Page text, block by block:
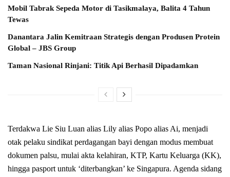
Mobil Tabrak Sepeda Motor di Tasikmalaya, Balita 4 Tahun
Tewas
Danantara Jalin Kemitraan Strategis dengan Produsen Protein
Global – JBS Group
Taman Nasional Rinjani: Titik Api Berhasil Dipadamkan
Terdakwa Lie Siu Luan alias Lily alias Popo alias Ai, menjadi
otak pelaku sindikat perdagangan bayi dengan modus membuat
dokumen palsu, mulai akta kelahiran, KTP, Kartu Keluarga (KK),
hingga pasport untuk ‘diterbangkan’ ke Singapura. Agenda sidang